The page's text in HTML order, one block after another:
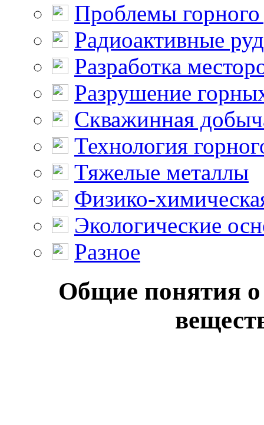
Проблемы горного
Радиоактивные
Разработка
Разрушение
Скважинная
Технология
Тяжелые металлы
Физико-
Экологические
Разное
Общие понятия